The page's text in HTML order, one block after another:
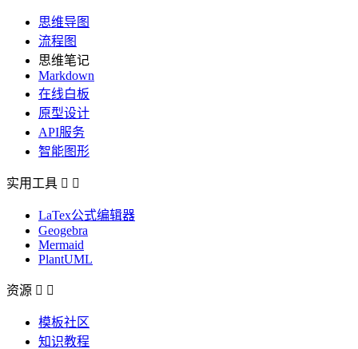
思维导图
流程图
思维笔记
Markdown
在线白板
原型设计
API服务
智能图形
实用工具  
LaTex公式编辑器
Geogebra
Mermaid
PlantUML
资源  
模板社区
知识教程